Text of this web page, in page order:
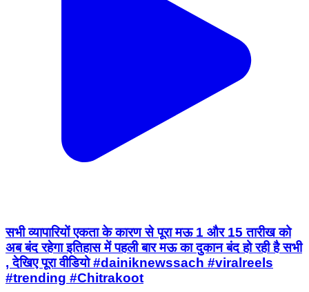
सभी व्यापारियों एकता के कारण से पूरा मऊ 1 और 15 तारीख को
अब बंद रहेगा इतिहास में पहली बार मऊ का दुकान बंद हो रही है सभी
, देखिए पूरा वीडियो #dainiknewssach #viralreels
#trending #Chitrakoot